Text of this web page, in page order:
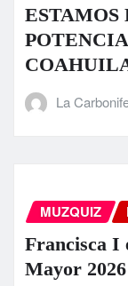
ESTAMOS
La
MUZQUIZ
Francisca I
Mayor